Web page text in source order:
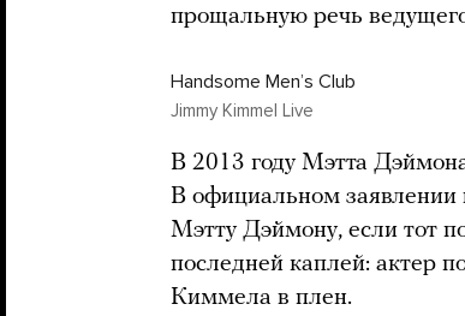
прощальную речь
Handsome Menʼs Club
Jimmy Kimmel Live
В 2013 году Мэтта
В официальном заявлении
Мэтту Дэймону, если тот
последней каплей: актер
Киммела в плен.